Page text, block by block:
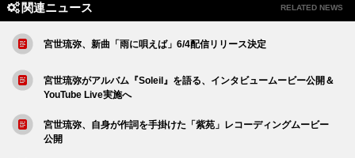
関連ニュース RELATED NEWS
宮世琉弥、新曲「雨に唄えば」6/4配信リリース決定
宮世琉弥がアルバム『Soleil』を語る、インタビュームービー公開＆
YouTube Live実施へ
宮世琉弥、自身が作詞を手掛けた「紫苑」レコーディングムービー
公開